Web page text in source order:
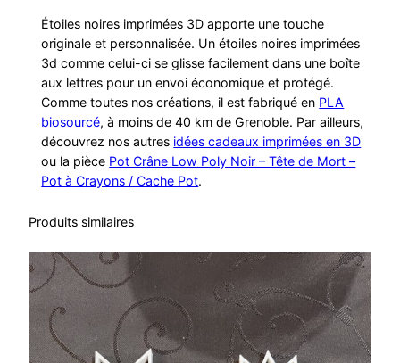
Étoiles noires imprimées 3D apporte une touche
originale et personnalisée. Un étoiles noires imprimées
3d comme celui-ci se glisse facilement dans une boîte
aux lettres pour un envoi économique et protégé.
Comme toutes nos créations, il est fabriqué en PLA
biosourcé, à moins de 40 km de Grenoble. Par ailleurs,
découvrez nos autres idées cadeaux imprimées en 3D
ou la pièce Pot Crâne Low Poly Noir – Tête de Mort –
Pot à Crayons / Cache Pot.
Produits similaires